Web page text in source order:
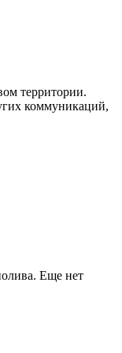
территории.
коммуникаций,
Еще нет